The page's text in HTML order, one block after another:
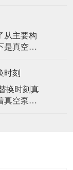
部分和
。 普旭
场景，包
从主要构
是真空泵
排出系
效率。 导
使气体流
时刻
换时刻真
真空泵的
效